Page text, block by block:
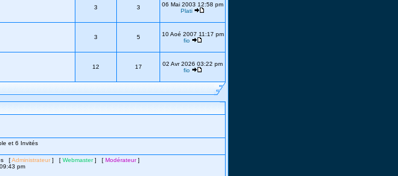
3 3
06 Mai 2003 12:58 pm
Plati
3 5
10 Aoé 2007 11:17 pm
fio
12 17
02 Avr 2026 03:22 pm
fio
et 6 Invités
[Administrateur] [ Webmaster] [ Modérateur]
pm